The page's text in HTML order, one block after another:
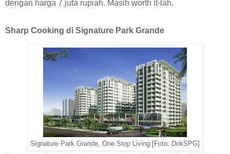
dengan harga 7 juta rupiah. Masih worth it-lah.
Sharp Cooking di Signature Park Grande
Signature Park Grande, One Stop Living [Foto: DokSPG]